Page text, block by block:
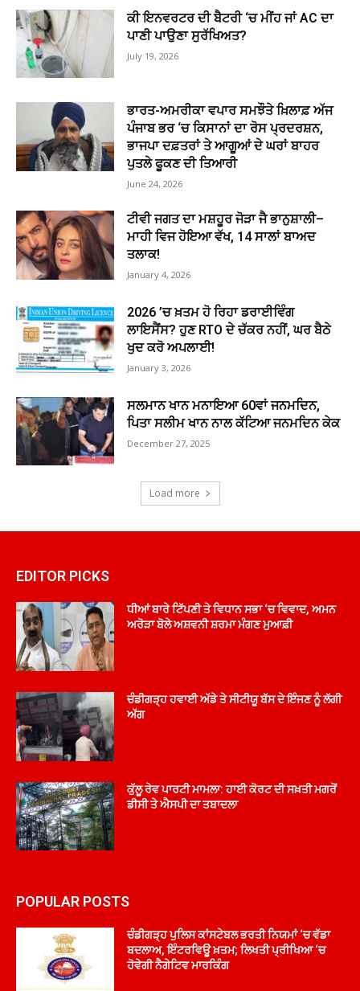
ਕੀ ਇਨਵਰਟਰ ਦੀ ਬੈਟਰੀ ‘ਚ ਮੀਂਹ ਜਾਂ AC ਦਾ
ਪਾਣੀ ਪਾਉਣਾ ਸੁਰੱਖਿਅਤ?
July 19, 2026
ਭਾਰਤ-ਅਮਰੀਕਾ ਵਪਾਰ ਸਮਝੌਤੇ ਖ਼ਿਲਾਫ਼ ਅੱਜ
ਪੰਜਾਬ ਭਰ ‘ਚ ਕਿਸਾਨਾਂ ਦਾ ਰੋਸ ਪ੍ਰਦਰਸ਼ਨ,
ਭਾਜਪਾ ਦਫ਼ਤਰਾਂ ਤੇ ਆਗੂਆਂ ਦੇ ਘਰਾਂ ਬਾਹਰ
ਪੁਤਲੇ ਫੂਕਣ ਦੀ ਤਿਆਰੀ
June 24, 2026
ਟੀਵੀ ਜਗਤ ਦਾ ਮਸ਼ਹੂਰ ਜੋੜਾ ਜੈ ਭਾਨੁਸ਼ਾਲੀ–
ਮਾਹੀ ਵਿਜ ਹੋਇਆ ਵੱਖ, 14 ਸਾਲਾਂ ਬਾਅਦ
ਤਲਾਕ!
January 4, 2026
2026 ’ਚ ਖ਼ਤਮ ਹੋ ਰਿਹਾ ਡਰਾਈਵਿੰਗ
ਲਾਇਸੈਂਸ? ਹੁਣ RTO ਦੇ ਚੱਕਰ ਨਹੀਂ, ਘਰ ਬੈਠੇ
ਖੁਦ ਕਰੋ ਅਪਲਾਈ!
January 3, 2026
ਸਲਮਾਨ ਖਾਨ ਮਨਾਇਆ 60ਵਾਂ ਜਨਮਦਿਨ,
ਪਿਤਾ ਸਲੀਮ ਖਾਨ ਨਾਲ ਕੱਟਿਆ ਜਨਮਦਿਨ ਕੇਕ
December 27, 2025
Load more
EDITOR PICKS
ਧੀਆਂ ਬਾਰੇ ਟਿੱਪਣੀ ਤੇ ਵਿਧਾਨ ਸਭਾ ‘ਚ ਵਿਵਾਦ, ਅਮਨ
ਅਰੋੜਾ ਬੋਲੇ ਅਸ਼ਵਨੀ ਸ਼ਰਮਾ ਮੰਗਣ ਮੁਆਫ਼ੀ
ਚੰਡੀਗੜ੍ਹ ਹਵਾਈ ਅੱਡੇ ਤੇ ਸੀਟੀਯੂ ਬੱਸ ਦੇ ਇੰਜਣ ਨੂੰ ਲੱਗੀ
ਅੱਗ
ਕੁੱਲੂ ਰੇਵ ਪਾਰਟੀ ਮਾਮਲਾ: ਹਾਈ ਕੋਰਟ ਦੀ ਸਖ਼ਤੀ ਮਗਰੋਂ
ਡੀਸੀ ਤੇ ਐਸਪੀ ਦਾ ਤਬਾਦਲਾ
POPULAR POSTS
ਚੰਡੀਗੜ੍ਹ ਪੁਲਿਸ ਕਾਂਸਟੇਬਲ ਭਰਤੀ ਨਿਯਮਾਂ ‘ਚ ਵੱਡਾ
ਬਦਲਾਅ, ਇੰਟਰਵਿਊ ਖ਼ਤਮ; ਲਿਖਤੀ ਪ੍ਰੀਖਿਆ ‘ਚ
ਹੋਵੇਗੀ ਨੈਗੇਟਿਵ ਮਾਰਕਿੰਗ